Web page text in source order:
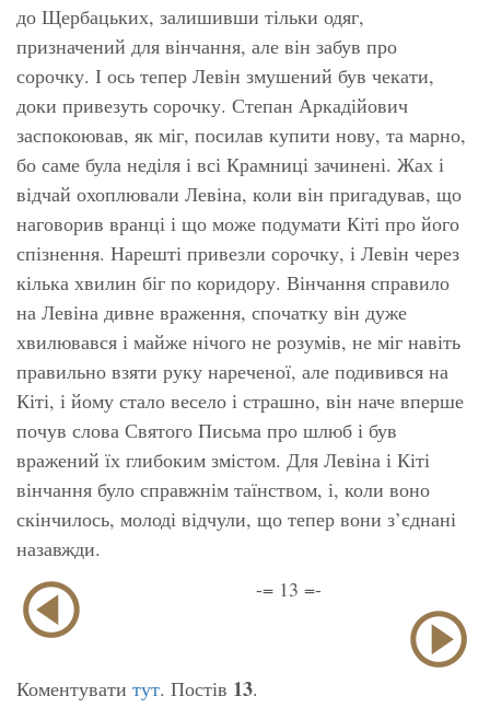
до Щербацьких, залишивши тільки одяг,
призначений для вінчання, але він забув про
сорочку. І ось тепер Левін змушений був чекати,
доки привезуть сорочку. Степан Аркадійович
заспокоював, як міг, посилав купити нову, та марно,
бо саме була неділя і всі Крамниці зачинені. Жах і
відчай охоплювали Левіна, коли він пригадував, що
наговорив вранці і що може подумати Кіті про його
спізнення. Нарешті привезли сорочку, і Левін через
кілька хвилин біг по коридору. Вінчання справило
на Левіна дивне враження, спочатку він дуже
хвилювався і майже нічого не розумів, не міг навіть
правильно взяти руку нареченої, але подивився на
Кіті, і йому стало весело і страшно, він наче вперше
почув слова Святого Письма про шлюб і був
вражений їх глибоким змістом. Для Левіна і Кіті
вінчання було справжнім таїнством, і, коли воно
скінчилось, молоді відчули, що тепер вони з’єднані
назавжди.
-= 13 =-
Коментувати тут. Постів 13.